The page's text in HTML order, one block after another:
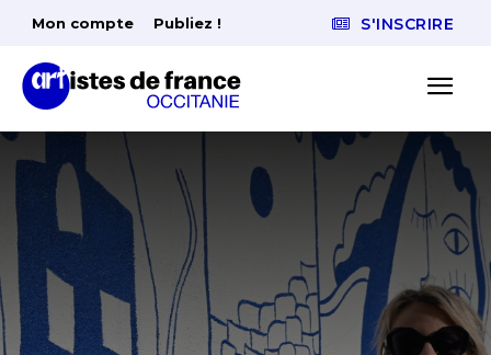
Mon compte Publiez ! S'INSCRIRE